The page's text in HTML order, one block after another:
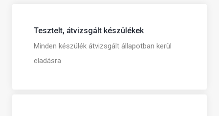
Tesztelt, átvizsgált készülékek
Minden készülék átvizsgált állapotban kerül
eladásra